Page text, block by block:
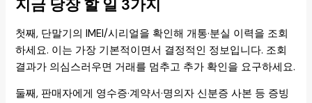
지금 당장 할 일 3가지
첫째, 단말기의 IMEI/시리얼을 확인해 개통·분실 이력을 조회
하세요. 이는 가장 기본적이면서 결정적인 정보입니다. 조회
결과가 의심스러우면 거래를 멈추고 추가 확인을 요구하세요.
둘째, 판매자에게 영수증·계약서·명의자 신분증 사본 등 증빙